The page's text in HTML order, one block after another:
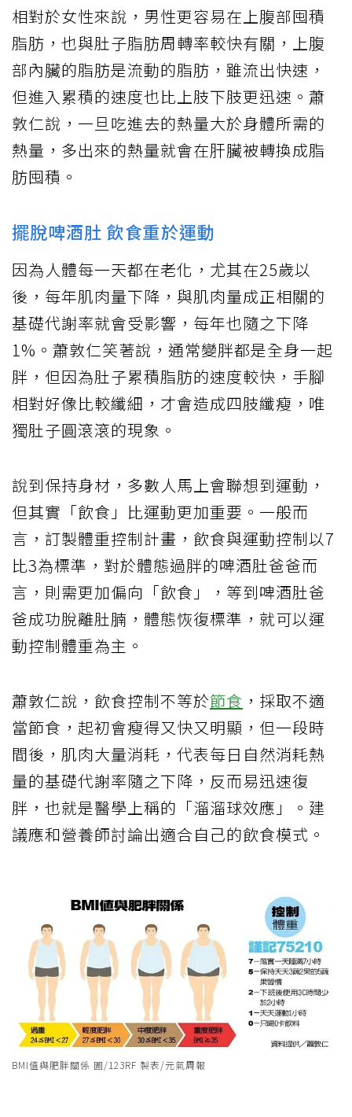
相對於女性來說，男性更容易在上腹部囤積
脂肪，也與肚子脂肪周轉率較快有關，上腹
部內臟的脂肪是流動的脂肪，雖流出快速，
但進入累積的速度也比上肢下肢更迅速。蕭
敦仁說，一旦吃進去的熱量大於身體所需的
熱量，多出來的熱量就會在肝臟被轉換成脂
肪囤積。
擺脫啤酒肚 飲食重於運動
因為人體每一天都在老化，尤其在25歲以
後，每年肌肉量下降，與肌肉量成正相關的
基礎代謝率就會受影響，每年也隨之下降
1%。蕭敦仁笑著說，通常變胖都是全身一起
胖，但因為肚子累積脂肪的速度較快，手腳
相對好像比較纖細，才會造成四肢纖瘦，唯
獨肚子圓滾滾的現象。
說到保持身材，多數人馬上會聯想到運動，
但其實「飲食」比運動更加重要。一般而
言，訂製體重控制計畫，飲食與運動控制以7
比3為標準，對於體態過胖的啤酒肚爸爸而
言，則需更加偏向「飲食」，等到啤酒肚爸
爸成功脫離肚腩，體態恢復標準，就可以運
動控制體重為主。
蕭敦仁說，飲食控制不等於節食 ，採取不適
當節食，起初會瘦得又快又明顯，但一段時
間後，肌肉大量消耗，代表每日自然消耗熱
量的基礎代謝率隨之下降，反而易迅速復
胖，也就是醫學上稱的「溜溜球效應」。建
議應和營養師討論出適合自己的飲食模式。
BMI值與肥胖關係 圖/123RF 製表/元氣周報